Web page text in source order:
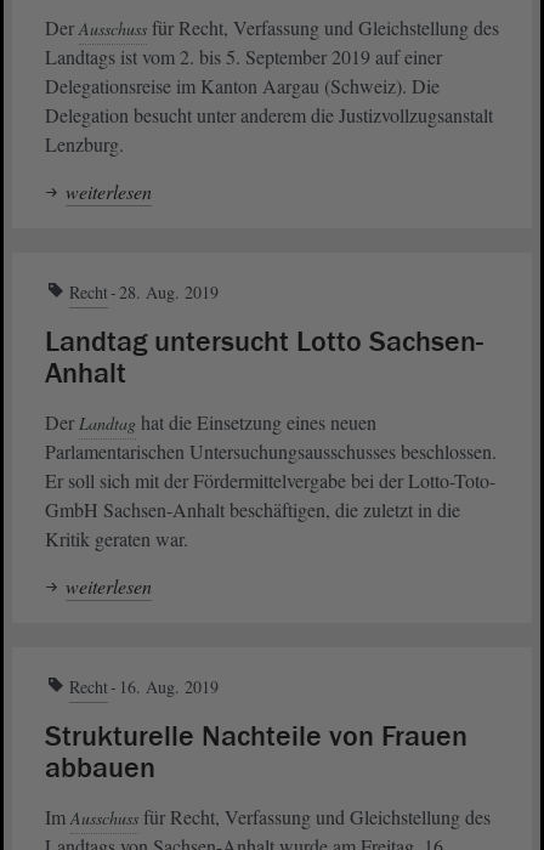
DerAusschuss für Recht, Verfassung und Gleichstellung des
Landtags ist vom 2. bis 5. September 2019 auf einer
Delegationsreise im Kanton Aargau (Schweiz). Die
Delegation besucht unter anderem die Justizvollzugsanstalt
Lenzburg.
weiterlesen
Recht 28. Aug. 2019
Landtag untersucht Lotto Sachsen-
Anhalt
Der Landtag hat die Einsetzung eines neuen
Parlamentarischen Untersuchungsausschusses beschlossen.
Er soll sich mit der Fördermittelvergabe bei der Lotto-Toto-
GmbH Sachsen-Anhalt beschäftigen, die zuletzt in die
Kritik geraten war.
weiterlesen
Recht 16. Aug. 2019
Strukturelle Nachteile von Frauen
abbauen
ImAusschuss für Recht, Verfassung und Gleichstellung des